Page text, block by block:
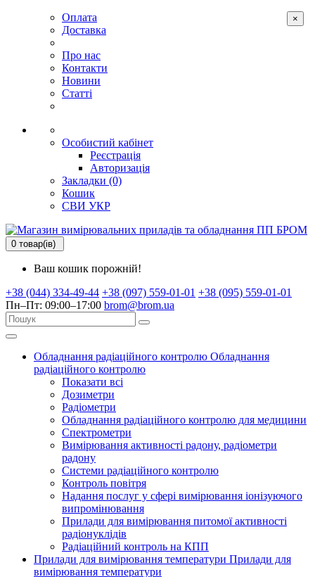
Оплата
Доставка
Про нас
Контакти
Новини
Статті
Особистий кабінет
Реєстрація
Авторизація
Закладки (0)
Кошик
СВИ УКР
0 товар(ів)
Ваш кошик порожній!
+38 (044) 334-49-44 +38 (097) 559-01-01 +38 (095) 559-01-01
Пн–Пт: 09:00–17:00 brom@brom.ua
Обладнання радіаційного контролю Обладнання
радіаційного контролю
Показати всі
Дозиметри
Радіометри
Обладнання радіаційного контролю для медицини
Спектрометри
Вимірювання активності радону, радіометри
радону
Системи радіаційного контролю
Контроль повітря
Надання послуг у сфері вимірювання іонізуючого
випромінювання
Прилади для вимірювання питомої активності
радіонуклідів
Радіаційний контроль на КПП
Прилади для вимірювання температури Прилади для
вимірювання температури
×